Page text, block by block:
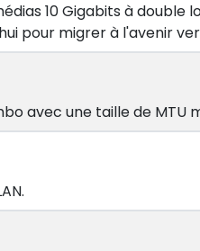
10 Gigabits à double
pour migrer à l'avenir
avec une taille de MTU